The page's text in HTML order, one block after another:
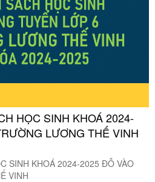
HỌC SINH KHOÁ 2024-
LƯƠNG THẾ VINH
SINH KHOÁ 2024-2025 ĐỖ VÀO
VINH